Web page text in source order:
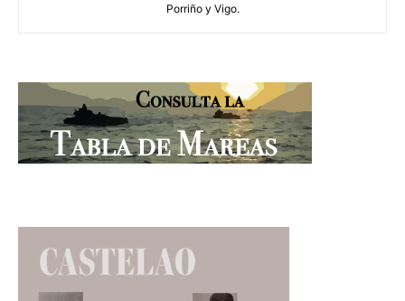
Porriño y Vigo.